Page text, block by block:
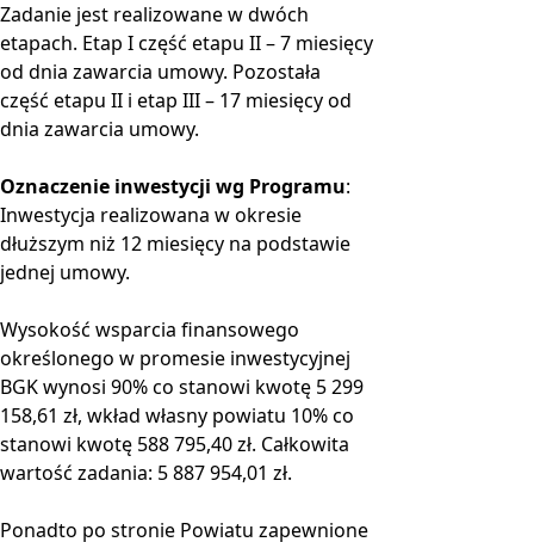
Zadanie jest realizowane w dwóch
etapach. Etap I część etapu II – 7 miesięcy
od dnia zawarcia umowy. Pozostała
część etapu II i etap III – 17 miesięcy od
dnia zawarcia umowy.
Oznaczenie inwestycji wg Programu:
Inwestycja realizowana w okresie
dłuższym niż 12 miesięcy na podstawie
jednej umowy.
Wysokość wsparcia finansowego
określonego w promesie inwestycyjnej
BGK wynosi 90% co stanowi kwotę 5 299
158,61 zł, wkład własny powiatu 10% co
stanowi kwotę 588 795,40 zł. Całkowita
wartość zadania: 5 887 954,01 zł.
Ponadto po stronie Powiatu zapewnione